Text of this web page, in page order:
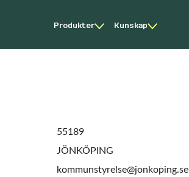
Produkter Kunskap
55189
JÖNKÖPING
kommunstyrelse@jonkoping.se